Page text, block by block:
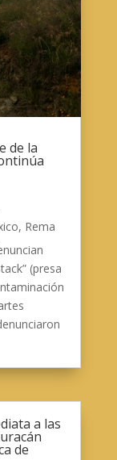
de la
, Rema
(presa
a las
de